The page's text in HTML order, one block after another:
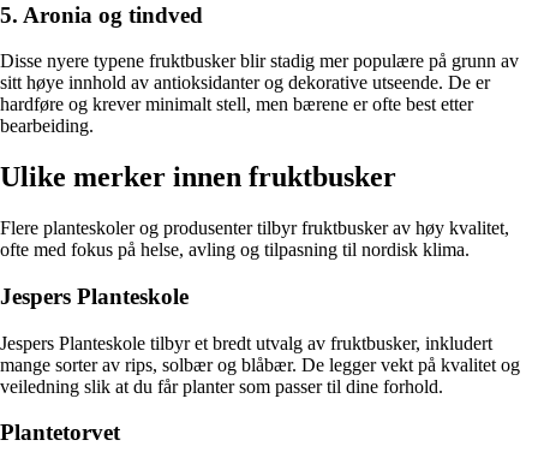
5. Aronia og tindved
Disse nyere typene fruktbusker blir stadig mer populære på grunn av
sitt høye innhold av antioksidanter og dekorative utseende. De er
hardføre og krever minimalt stell, men bærene er ofte best etter
bearbeiding.
Ulike merker innen fruktbusker
Flere planteskoler og produsenter tilbyr fruktbusker av høy kvalitet,
ofte med fokus på helse, avling og tilpasning til nordisk klima.
Jespers Planteskole
Jespers Planteskole tilbyr et bredt utvalg av fruktbusker, inkludert
mange sorter av rips, solbær og blåbær. De legger vekt på kvalitet og
veiledning slik at du får planter som passer til dine forhold.
Plantetorvet